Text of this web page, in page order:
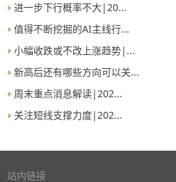
进一步下行概率不大|20...
值得不断挖掘的AI主线行...
小幅收跌或不改上涨趋势|...
新高后还有哪些方向可以关...
周末重点消息解读|202...
关注短线支撑力度|202...
站内链接